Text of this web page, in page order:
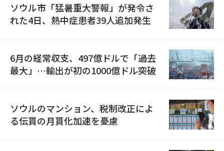
ソウル市「猛暑重大警報」が発令さ
れた4日、熱中症患者39人追加発生
6月の経常収支、497億ドルで「過去
最大」…輸出が初の1000億ドル突破
ソウルのマンション、税制改正によ
る伝貰の月貰化加速を憂慮